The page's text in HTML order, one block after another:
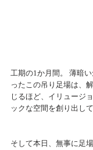
工期の1か月間。 薄暗
ったこの吊り足場は、
じるほど、イリュージ
ックな空間を創り出し
そして本日、無事に足